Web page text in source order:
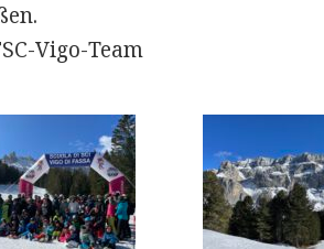
Vigo-Team